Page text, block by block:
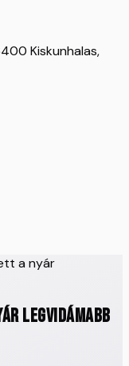
Kiskunhalas,
a nyár
legvidámabb